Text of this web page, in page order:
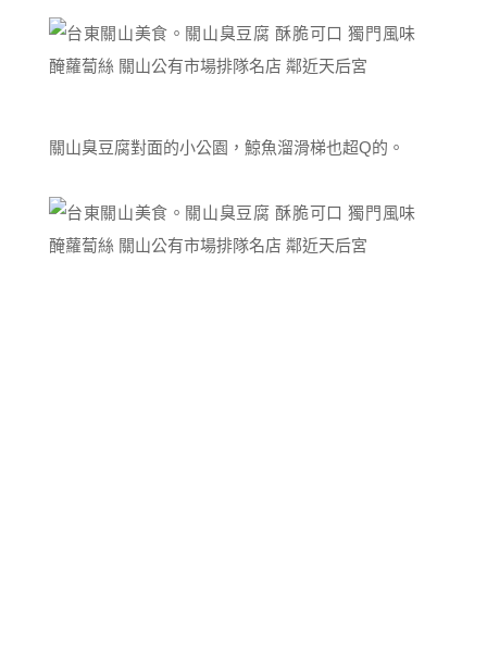
關山臭豆腐對面的小公園，鯨魚溜滑梯也超Q的。